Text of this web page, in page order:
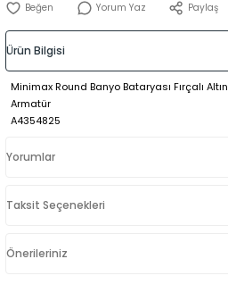
Yorum Yaz Paylaş
Ürün Bilgisi
Minimax Round Banyo Bataryası Fırçalı Altın
Armatür
A4354825
Yorumlar
Taksit Seçenekleri
Önerileriniz